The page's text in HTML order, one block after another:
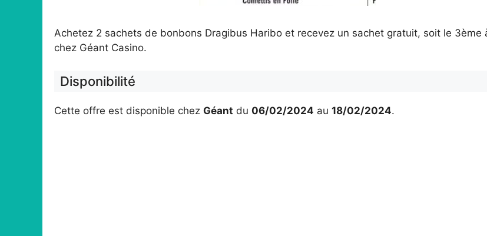
Achetez 2 sachets de bonbons Dragibus Haribo et recevez un sachet gratuit, soit le 3ème
chez Géant Casino.
Disponibilité
Cette offre est disponible chez Géant du 06/02/2024 au 18/02/2024.